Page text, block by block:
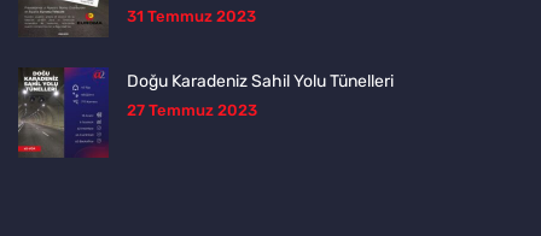
31 Temmuz 2023
Doğu Karadeniz Sahil Yolu Tünelleri
27 Temmuz 2023